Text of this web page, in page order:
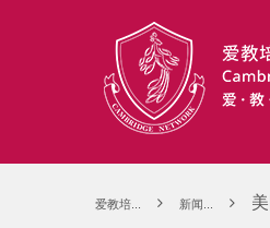
爱教培... 新闻...